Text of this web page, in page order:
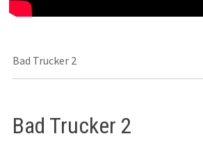
Bad Trucker 2
Bad Trucker 2